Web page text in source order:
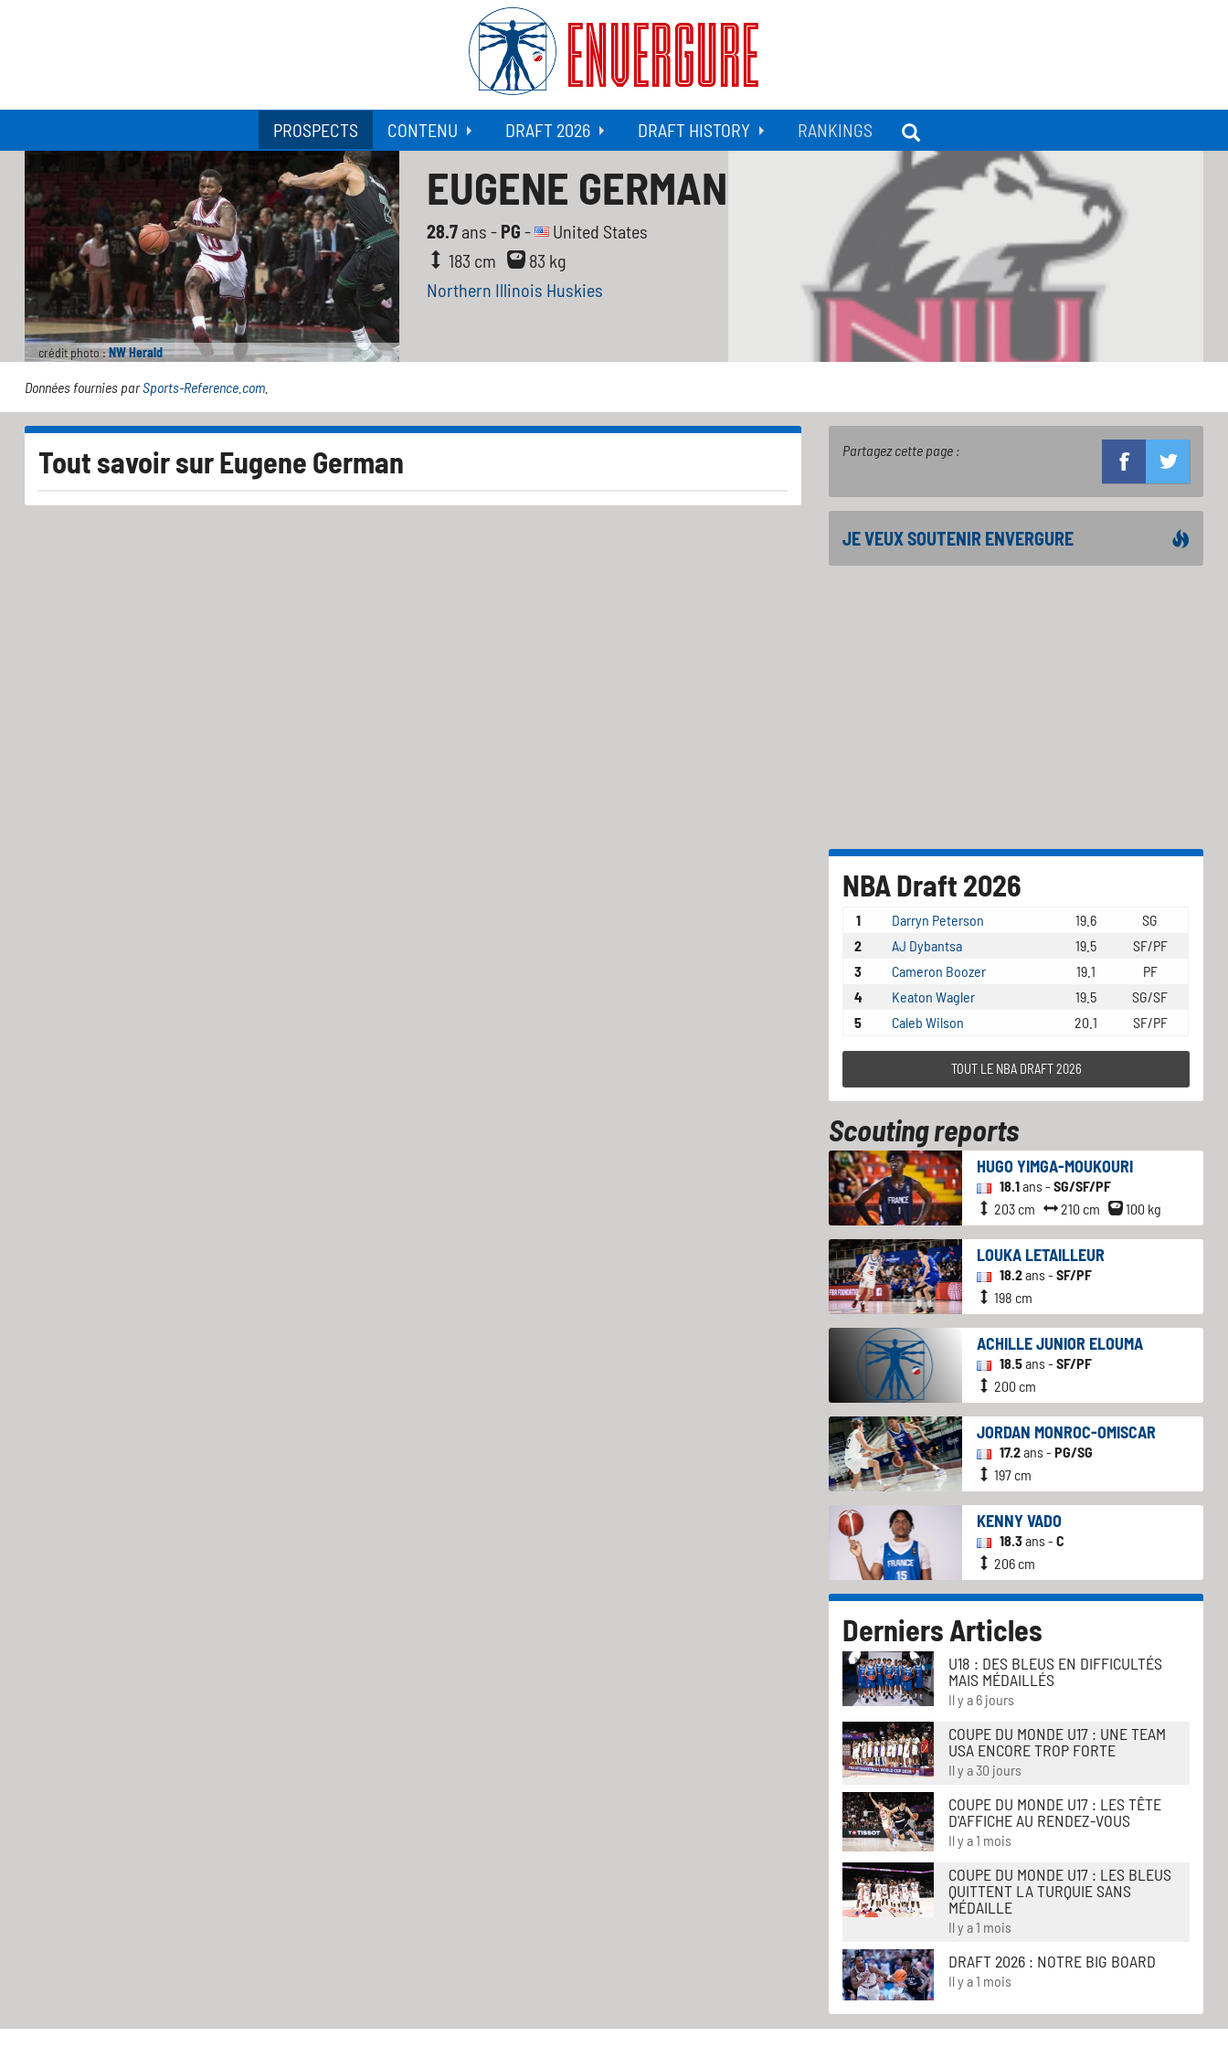
ENVERGURE
PROSPECTS CONTENU DRAFT 2026 DRAFT HISTORY RANKINGS
crédit photo :NW Herald
EUGENE GERMAN
28.7ans - PG -
United States
183 cm
83 kg
Northern Illinois Huskies
Données fournies parSports-Reference.com
Tout savoir surEugene German Partagez cette page :
JE VEUX SOUTENIR ENVERGURE
NBA Draft 2026
1 Darryn Peterson 19.6
SG
2
AJ Dybantsa 19.5
SF/PF
3
Cameron Boozer 19.1
PF
4
Keaton Wagler 19.5
SG/SF
5
Caleb Wilson 20.1 SF/PF
TOUT LE NBA DRAFT 2026
Scouting reports
HUGO YIMGA-MOUKOURI
18.1ans -SG/SF/PF
203 cm
210 cm 100 kg
LOUKA LETAILLEUR
18.2ans -SF/PF
198 cm
ACHILLE JUNIOR ELOUMA
18.5ans -SF/PF
200 cm
JORDAN MONROC-OMISCAR
17.2ans -PG/SG
197 cm
KENNY VADO
18.3ans -C
206 cm
Derniers Articles
U18 : DES BLEUS EN DIFFICULTÉS
MAIS MÉDAILLÉS
Il y a 6 jours
COUPE DU MONDE U17 : UNE TEAM
USA ENCORE TROP FORTE
Il y a 30 jours
COUPE DU MONDE U17 : LES TÊTE
D'AFFICHE AU RENDEZ-VOUS
Il y a 1 mois
COUPE DU MONDE U17 : LES BLEUS
QUITTENT LA TURQUIE SANS
MÉDAILLE
Il y a 1 mois
DRAFT 2026 : NOTRE BIG BOARD
Il y a 1 mois